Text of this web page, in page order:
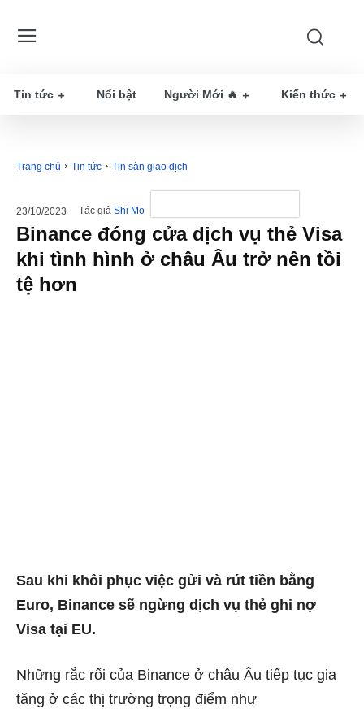
Tin tức Nổi bật Người Mới 🔥 Kiến thức
Trang chủ Tin tức Tin sàn giao dịch
23/10/2023 Tác giả Shi Mo
Binance đóng cửa dịch vụ thẻ Visa
khi tình hình ở châu Âu trở nên tồi
tệ hơn
Sau khi khôi phục việc gửi và rút tiền bằng
Euro, Binance sẽ ngừng dịch vụ thẻ ghi nợ
Visa tại EU.
Những rắc rối của Binance ở châu Âu tiếp tục gia
tăng ở các thị trường trọng điểm như